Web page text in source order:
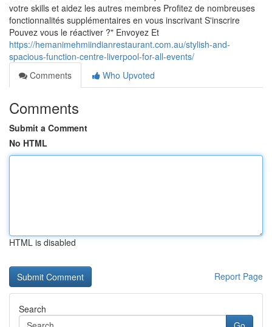
votre skills et aidez les autres membres Profitez de nombreuses
fonctionnalités supplémentaires en vous inscrivant S'inscrire
Pouvez vous le réactiver ?" Envoyez Et
https://hemanimehmiindianrestaurant.com.au/stylish-and-
spacious-function-centre-liverpool-for-all-events/
Comments
Who Upvoted
Comments
Submit a Comment
No HTML
HTML is disabled
Report Page
Search